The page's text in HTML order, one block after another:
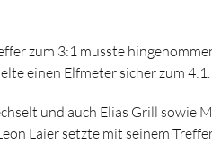
zum 3:1 musste
einen Elfmeter sicher zum 4:1.
und auch Elias Grill sowie
Laier setzte mit seinem